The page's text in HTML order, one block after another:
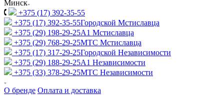
Минск
+375 (17) 392-35-55
+375 (17) 392-35-55Городской Мстиславца
+375 (29) 198-29-25A1 Мстиславца
+375 (29) 768-29-25МТС Мстиславца
+375 (17) 317-29-25Городской Независимости
+375 (29) 188-29-25A1 Независимости
+375 (33) 378-29-25МТС Независимости
О бренде Оплата и доставка